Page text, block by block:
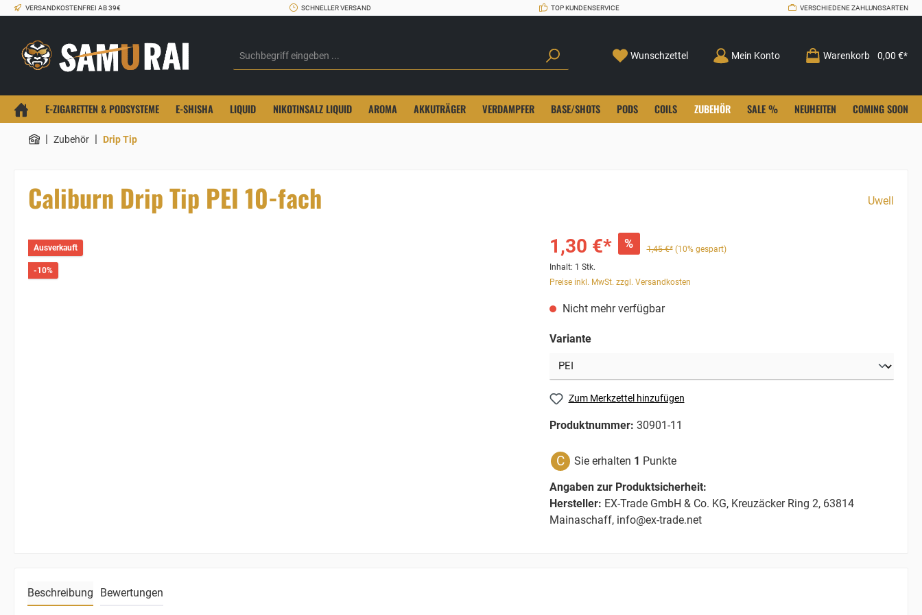
VERSANDKOSTENFREI AB 39€ SCHNELLER VERSAND TOP KUNDENSERVICE VERSCHIEDENE ZAHLUNGSARTEN
Wunschzettel Mein Konto Warenkorb 0,00 €*
E-ZIGARETTEN & PODSYSTEME E-SHISHA LIQUID NIKOTINSALZ LIQUID AROMA AKKUTRÄGER VERDAMPFER BASE/SHOTS PODS COILS ZUBEHÖR SALE % NEUHEITEN COMING SOON
| Zubehör | Drip Tip
Caliburn Drip Tip PEI 10-fach Uwell
Ausverkauft
-10%
1,30 €* % 1,45 €* (10% gespart)
Inhalt: 1 Stk.
Preise inkl. MwSt. zzgl. Versandkosten
Nicht mehr verfügbar
Variante
Zum Merkzettel hinzufügen
Produktnummer: 30901-11
C Sie erhalten 1 Punkte
Angaben zur Produktsicherheit:
Hersteller: EX-Trade GmbH & Co. KG, Kreuzäcker Ring 2, 63814
Mainaschaff, info@ex-trade.net
Beschreibung Bewertungen